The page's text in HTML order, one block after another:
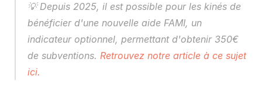
💡 Depuis 2025, il est possible pour les kinés de
bénéficier d'une nouvelle aide FAMI, un
indicateur optionnel, permettant d'obtenir 350€
de subventions. Retrouvez notre article à ce sujet
ici.